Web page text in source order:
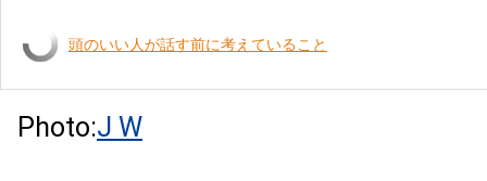
頭のいい人が話す前に考えていること
Photo:J W